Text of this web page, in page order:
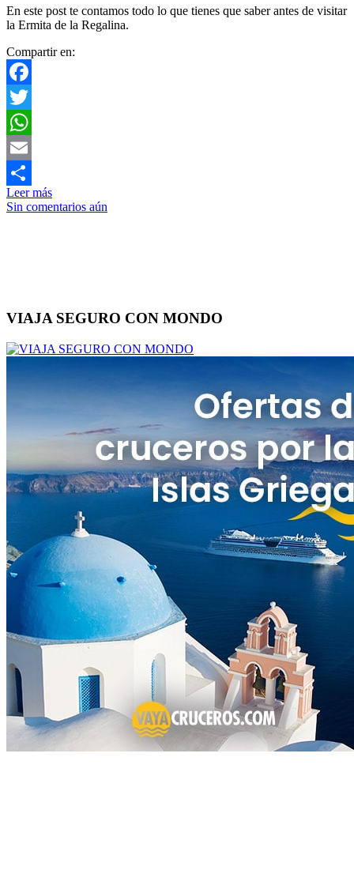
En este post te contamos todo lo que tienes que saber antes de visitar
la Ermita de la Regalina.
Compartir en:
Facebook
Twitter
WhatsApp
Email
Compartir
Leer más
Sin comentarios aún
VIAJA SEGURO CON MONDO